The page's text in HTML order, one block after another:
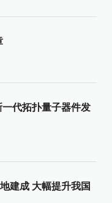
代拓扑量子器件发
建成 大幅提升我国